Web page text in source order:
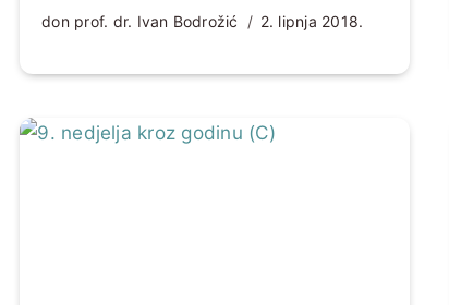
don prof. dr. Ivan Bodrožić 2. lipnja 2018.